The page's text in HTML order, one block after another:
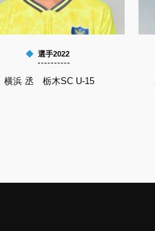
選手2022
横浜 丞 栃木SC U-15